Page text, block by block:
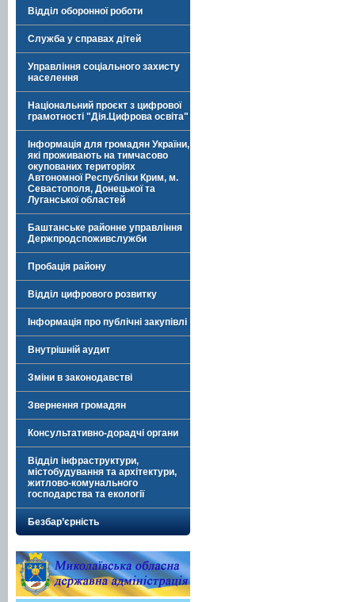
Відділ оборонної роботи
Служба у справах дітей
Управління соціального захисту
населення
Національний проєкт з цифрової
грамотності "Дія.Цифрова освіта"
Інформація для громадян України,
які проживають на тимчасово
окупованих територіях
Автономної Республіки Крим, м.
Севастополя, Донецької та
Луганської областей
Баштанське районне управління
Держпродспоживслужби
Пробація району
Відділ цифрового розвитку
Інформація про публічні закупівлі
Внутрішній аудит
Зміни в законодавстві
Звернення громадян
Консультативно-дорадчі органи
Відділ інфраструктури,
містобудування та архітектури,
житлово-комунального
господарства та екології
Безбар’єрність